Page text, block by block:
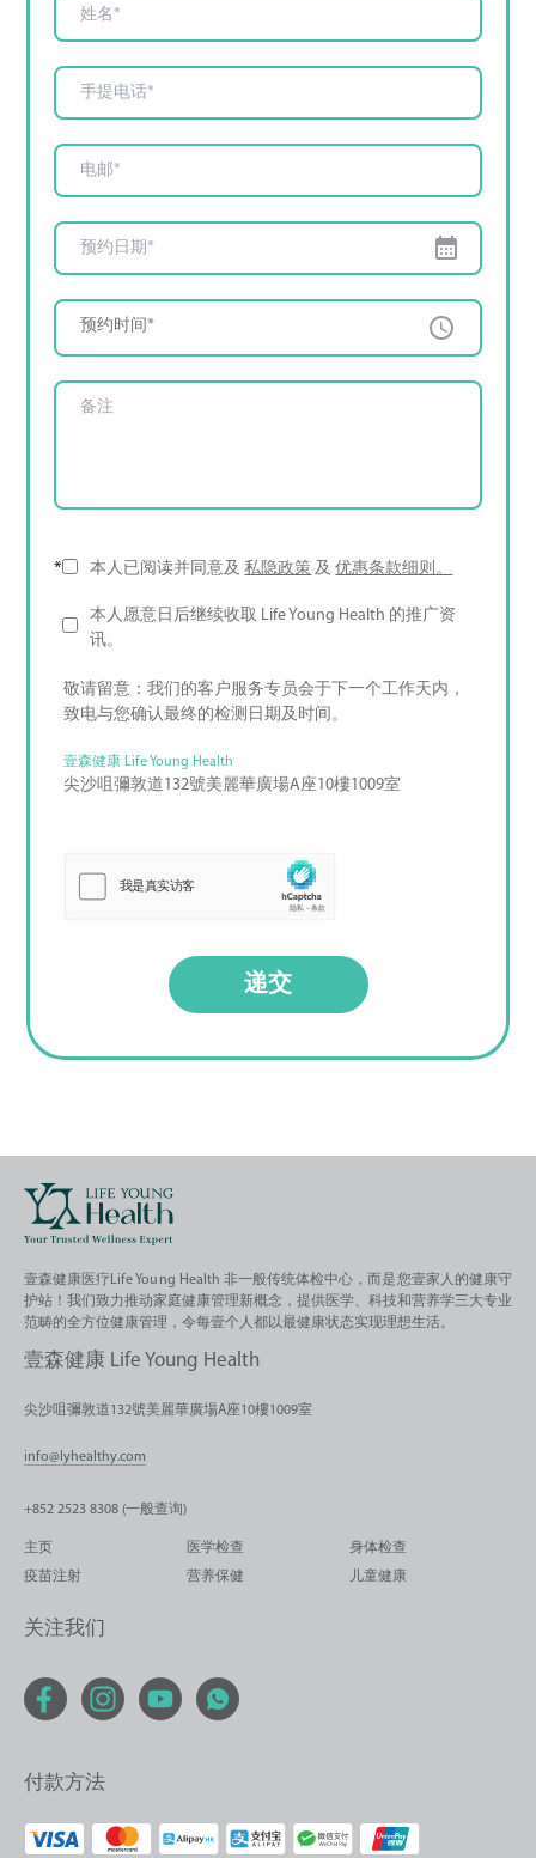
预约时间*
* 本人已阅读并同意及私隐政策 及优惠条款细则。
本人愿意日后继续收取 Life Young Health 的推广资
讯。
敬请留意：我们的客户服务专员会于下一个工作天内，
致电与您确认最终的检测日期及时间。
壹森健康 Life Young Health
尖沙咀彌敦道132號美麗華廣場A座10樓1009室
递交
壹森健康医疗Life Young Health 非一般传统体检中心，而是您壹家人的健康守
护站！我们致力推动家庭健康管理新概念，提供医学、科技和营养学三大专业
范畴的全方位健康管理，令每壹个人都以最健康状态实现理想生活。
壹森健康 Life Young Health
尖沙咀彌敦道132號美麗華廣場A座10樓1009室
info@lyhealthy.com
+852 2523 8308 (一般查询)
主页 医学检查
身体检查
疫苗注射
营养保健 儿童健康
关注我们
付款方法